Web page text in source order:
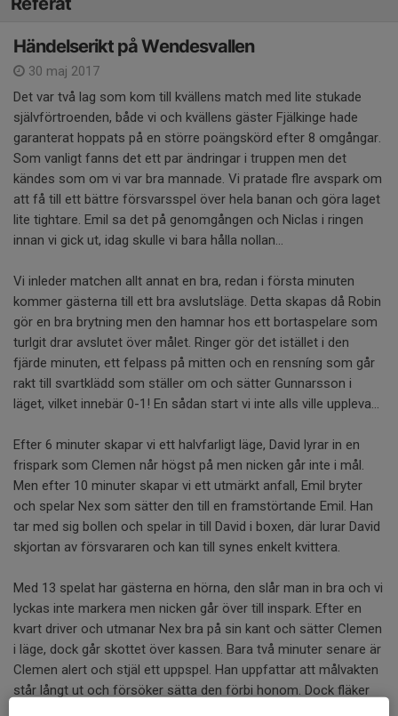
Händelserikt på Wendesvallen
30 maj 2017
Det var två lag som kom till kvällens match med lite stukade
självförtroenden, både vi och kvällens gäster Fjälkinge hade
garanterat hoppats på en större poängskörd efter 8 omgångar.
Som vanligt fanns det ett par ändringar i truppen men det
kändes som om vi var bra mannade. Vi pratade flre avspark om
att få till ett bättre försvarsspel över hela banan och göra laget
lite tightare. Emil sa det på genomgången och Niclas i ringen
innan vi gick ut, idag skulle vi bara hålla nollan...
Vi inleder matchen allt annat en bra, redan i första minuten
kommer gästerna till ett bra avslutsläge. Detta skapas då Robin
gör en bra brytning men den hamnar hos ett bortaspelare som
turlgit drar avslutet över målet. Ringer gör det istället i den
fjärde minuten, ett felpass på mitten och en rensníng som går
rakt till svartklädd som ställer om och sätter Gunnarsson i
läget, vilket innebär 0-1! En sådan start vi inte alls ville uppleva...
Efter 6 minuter skapar vi ett halvfarligt läge, David lyrar in en
frispark som Clemen når högst på men nicken går inte i mål.
Men efter 10 minuter skapar vi ett utmärkt anfall, Emil bryter
och spelar Nex som sätter den till en framstörtande Emil. Han
tar med sig bollen och spelar in till David i boxen, där lurar David
skjortan av försvararen och kan till synes enkelt kvittera.
Med 13 spelat har gästerna en hörna, den slår man in bra och vi
lyckas inte markera men nicken går över till inspark. Efter en
kvart driver och utmanar Nex bra på sin kant och sätter Clemen
i läge, dock går skottet över kassen. Bara två minuter senare är
Clemen alert och stjäl ett uppspel. Han uppfattar att målvakten
står långt ut och försöker sätta den förbi honom. Dock fläker